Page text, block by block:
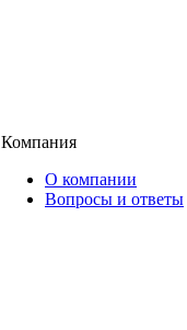
Компания
О компании
Вопросы и ответы